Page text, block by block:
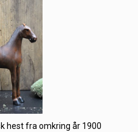
hest fra omkring år 1900